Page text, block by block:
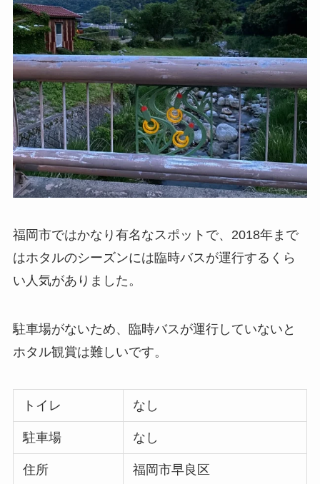
福岡市ではかなり有名なスポットで、2018年まで
はホタルのシーズンには臨時バスが運行するくら
い人気がありました。
駐車場がないため、臨時バスが運行していないと
ホタル観賞は難しいです。
トイレ なし
駐車場 なし
住所 福岡市早良区